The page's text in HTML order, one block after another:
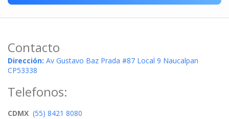
Contacto
Dirección: Av Gustavo Baz Prada #87 Local 9 Naucalpan
CP53338
Telefonos:
CDMX (55) 8421 8080